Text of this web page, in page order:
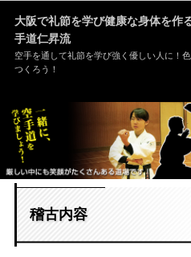
大阪で礼節を学び健康な身体を作
手道仁昇流
空手を通して礼節を学び強く優しい人に！
つくろう！
HOME
道場案内
稽古内容
入門案内
稽古内容